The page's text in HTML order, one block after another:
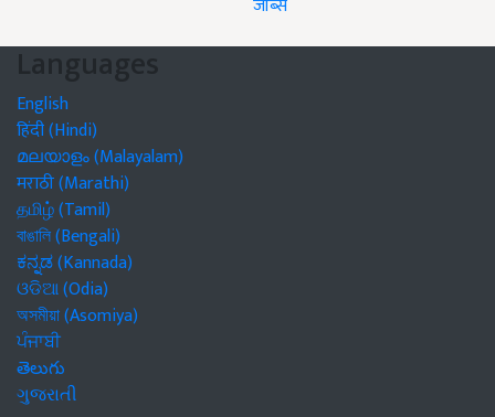
Languages
English
हिंदी (Hindi)
മലയാളം (Malayalam)
मराठी (Marathi)
தமிழ் (Tamil)
বাঙালি (Bengali)
ಕನ್ನಡ (Kannada)
ଓଡିଆ (Odia)
অসমীয়া (Asomiya)
ਪੰਜਾਬੀ
తెలుగు
ગુજરાતી